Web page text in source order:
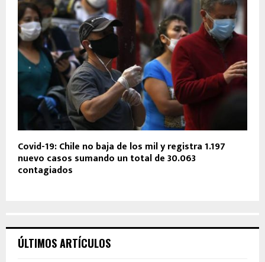
Covid-19: Chile no baja de los mil y registra 1.197
nuevo casos sumando un total de 30.063
contagiados
ÚLTIMOS ARTÍCULOS